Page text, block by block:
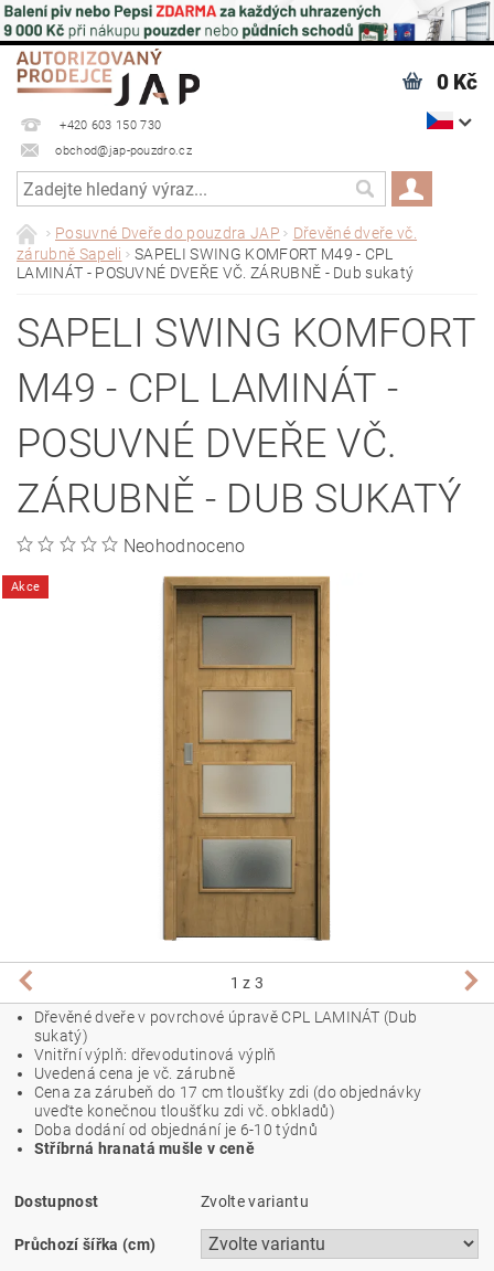
+420 603 150 730
obchod@jap-pouzdro.cz
0 Kč
Posuvné Dveře do pouzdra JAP
Dřevěné dveře vč.
zárubně Sapeli
SAPELI SWING KOMFORT M49 - CPL
LAMINÁT - POSUVNÉ DVEŘE VČ. ZÁRUBNĚ - Dub sukatý
SAPELI SWING KOMFORT
M49 - CPL LAMINÁT -
POSUVNÉ DVEŘE VČ.
ZÁRUBNĚ - DUB SUKATÝ
Neohodnoceno
Akce
1 z 3
Dřevěné dveře v povrchové úpravě CPL LAMINÁT (Dub
sukatý)
Vnitřní výplň: dřevodutinová výplň
Uvedená cena je vč. zárubně
Cena za zárubeň do 17 cm tloušťky zdi (do objednávky
uveďte konečnou tloušťku zdi vč. obkladů)
Doba dodání od objednání je 6-10 týdnů
Stříbrná hranatá mušle v ceně
Dostupnost Zvolte variantu
Průchozí šířka (cm)